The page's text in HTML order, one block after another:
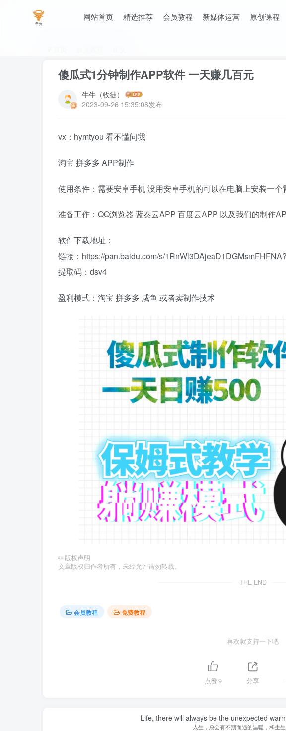
网站首页 精选推荐 会员教程 新媒体运营 原创课程
傻瓜式1分钟制作APP软件 一天赚几百元
牛牛（收徒）
2023-09-26 15:35:08发布
vx：hymtyou 看不懂问我
淘宝 拼多多 APP制作
使用条件：需要安卓手机 没用安卓手机的可以在电脑上安装一个
准备工作：QQ浏览器 蓝奏云APP 百度云APP 以及我们的制作
软件下载地址：
链接：https://pan.baidu.com/s/
提取码：dsv4
盈利模式：淘宝 拼多多 咸鱼 或者卖制作技术
© 版权声明
文章版权归作者所有，未经允许请勿转载。
THE END
会员教程 免费教程
喜欢就支持一下吧
点赞9 分享
Life, there will always be the unexpected
人生，总会有不期而遇的温暖，和生